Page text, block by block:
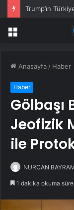
Menü
Anasayfa / Haber
Haber
Gölbaşı
Jeofizik
ile
NURCAN
1 dakika okuma